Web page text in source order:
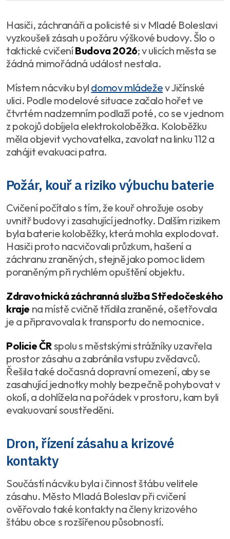
Hasiči, záchranáři a policisté si v Mladé Boleslavi
vyzkoušeli zásah u požáru výškové budovy. Šlo o
taktické cvičeníBudova 2026; v ulicích města se
žádná mimořádná událost nestala.
Místem nácviku byl domov mládežev Jičínské
ulici. Podle modelové situace začalo hořet ve
čtvrtém nadzemním podlaží poté, co se v jednom
z pokojů dobíjela elektrokoloběžka. Koloběžku
měla objevit vychovatelka, zavolat na linku 112 a
zahájit evakuaci patra.
Požár, kouř a riziko výbuchu baterie
Cvičení počítalo s tím, že kouř ohrožuje osoby
uvnitř budovy i zasahující jednotky. Dalším rizikem
byla baterie koloběžky, která mohla explodovat.
Hasiči proto nacvičovali průzkum, hašení a
záchranu zraněných, stejně jako pomoc lidem
poraněným při rychlém opuštění objektu.
Zdravotnická záchranná služba Středočeského
kraje na místě cvičně třídila zraněné, ošetřovala
je a připravovala k transportu do nemocnice.
Policie ČRspolu s městskými strážníky uzavřela
prostor zásahu a zabránila vstupu zvědavců.
Řešila také dočasná dopravní omezení, aby se
zasahující jednotky mohly bezpečně pohybovat v
okolí, a dohlížela na pořádek v prostoru, kam byli
evakuovaní soustředěni.
Dron, řízení zásahu a krizové
kontakty
Součástí nácviku byla i činnost štábu velitele
zásahu. Město Mladá Boleslav při cvičení
ověřovalo také kontakty na členy krizového
štábu obce s rozšířenou působností.